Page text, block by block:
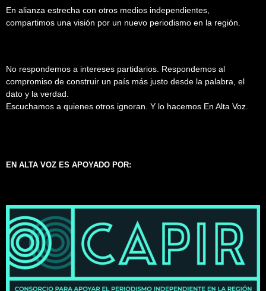
En alianza estrecha con otros medios independientes,
compartimos una visión por un nuevo periodismo en la región.
No respondemos a intereses partidarios. Respondemos al
compromiso de construir un país más justo desde la palabra, el
dato y la verdad.
Escuchamos a quienes otros ignoran. Y lo hacemos En Alta Voz.
EN ALTA VOZ ES APOYADO POR: